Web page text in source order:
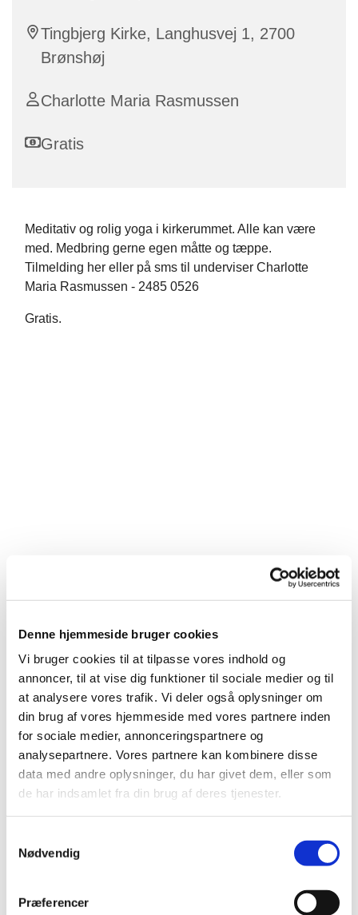
Denne hjemmeside bruger cookies
Vi bruger cookies til at tilpasse vores indhold og
annoncer, til at vise dig funktioner til sociale medier og til
at analysere vores trafik. Vi deler også oplysninger om
din brug af vores hjemmeside med vores partnere inden
for sociale medier, annonceringspartnere og
analysepartnere. Vores partnere kan kombinere disse
data med andre oplysninger, du har givet dem, eller som
de har indsamlet fra din brug af deres tjenester.
Nødvendig
Præferencer
Tingbjerg Kirke, Langhusvej 1, 2700
Brønshøj
Charlotte Maria Rasmussen
Gratis
Meditativ og rolig yoga i kirkerummet. Alle kan være
med. Medbring gerne egen måtte og tæppe.
Tilmelding her eller på sms til underviser Charlotte
Maria Rasmussen - 2485 0526
Gratis.